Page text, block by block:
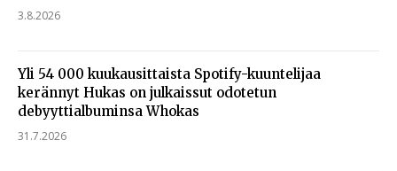
3.8.2026
Yli 54 000 kuukausittaista Spotify-kuuntelijaa
kerännyt Hukas on julkaissut odotetun
debyyttialbuminsa Whokas
31.7.2026